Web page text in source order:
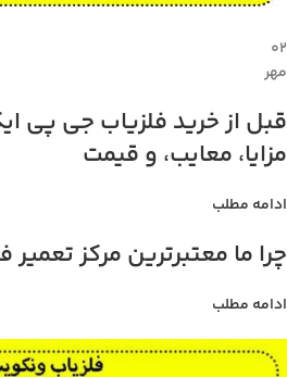
۰۲
مهر
مزایا، معایب، و قیمت
ادامه مطلب
چرا ما معتبرترین مرکز
ادامه مطلب